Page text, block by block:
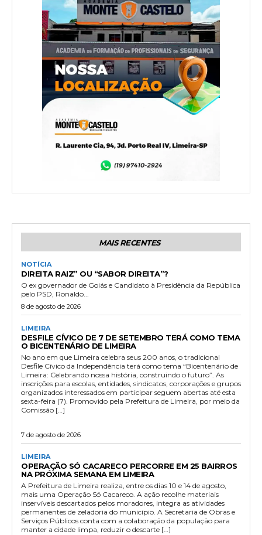
MAIS RECENTES
NOTÍCIA
DIREITA RAIZ” OU “SABOR DIREITA”?
O ex governador de Goiás e Candidato à Presidência da República
pelo PSD, Ronaldo...
8 de agosto de 2026
LIMEIRA
DESFILE CÍVICO DE 7 DE SETEMBRO TERÁ COMO TEMA
O BICENTENÁRIO DE LIMEIRA
No ano em que Limeira celebra seus 200 anos, o tradicional
Desfile Cívico da Independência terá como tema “Bicentenário de
Limeira: Celebrando nossa história, construindo o futuro”. As
inscrições para escolas, entidades, sindicatos, corporações e grupos
organizados interessados em participar seguem abertas até esta
sexta-feira (7). Promovido pela Prefeitura de Limeira, por meio da
Comissão […]
7 de agosto de 2026
LIMEIRA
OPERAÇÃO SÓ CACARECO PERCORRE EM 25 BAIRROS
NA PRÓXIMA SEMANA EM LIMEIRA
A Prefeitura de Limeira realiza, entre os dias 10 e 14 de agosto,
mais uma Operação Só Cacareco. A ação recolhe materiais
inservíveis descartados pelos moradores, integra as atividades
permanentes de zeladoria do município. A Secretaria de Obras e
Serviços Públicos conta com a colaboração da população para
manter a cidade limpa, reduzir o descarte […]